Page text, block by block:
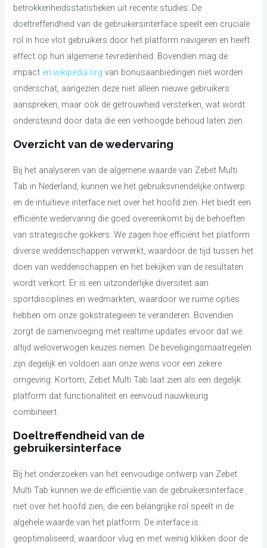
betrokkenheidsstatistieken uit recente studies. De
doeltreffendheid van de gebruikersinterface speelt een cruciale
rol in hoe vlot gebruikers door het platform navigeren en heeft
effect op hun algemene tevredenheid. Bovendien mag de
impact en.wikipedia.org van bonusaanbiedingen niet worden
onderschat, aangezien deze niet alleen nieuwe gebruikers
aanspreken, maar ook de getrouwheid versterken, wat wordt
ondersteund door data die een verhoogde behoud laten zien.
Overzicht van de wedervaring
Bij het analyseren van de algemene waarde van Zebet Multi
Tab in Nederland, kunnen we het gebruiksvriendelijke ontwerp
en de intuïtieve interface niet over het hoofd zien. Het biedt een
efficiënte wedervaring die goed overeenkomt bij de behoeften
van strategische gokkers. We zagen hoe efficiënt het platform
diverse weddenschappen verwerkt, waardoor de tijd tussen het
doen van weddenschappen en het bekijken van de resultaten
wordt verkort. Er is een uitzonderlijke diversiteit aan
sportdisciplines en wedmarkten, waardoor we ruime opties
hebben om onze gokstrategieën te veranderen. Bovendien
zorgt de samenvoeging met realtime updates ervoor dat we
altijd weloverwogen keuzes nemen. De beveiligingsmaatregelen
zijn degelijk en voldoen aan onze wens voor een zekere
omgeving. Kortom, Zebet Multi Tab laat zien als een degelijk
platform dat functionaliteit en eenvoud nauwkeurig
combineert.
Doeltreffendheid van de
gebruikersinterface
Bij het onderzoeken van het eenvoudige ontwerp van Zebet
Multi Tab kunnen we de efficiëntie van de gebruikersinterface
niet over het hoofd zien, die een belangrijke rol speelt in de
algehele waarde van het platform. De interface is
geoptimaliseerd, waardoor vlug en met weinig klikken door de